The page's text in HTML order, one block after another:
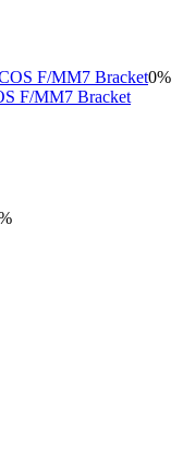
0%
F/MM7 Bracket